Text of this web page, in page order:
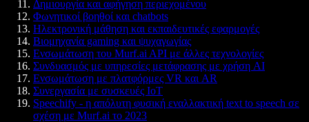
Δημιουργία και αφήγηση περιεχομένου
Φωνητικοί βοηθοί και chatbots
Ηλεκτρονική μάθηση και εκπαιδευτικές εφαρμογές
Βιομηχανία gaming και ψυχαγωγίας
Ενσωμάτωση του Murf.ai API με άλλες τεχνολογίες
Συνδυασμός με υπηρεσίες μετάφρασης με χρήση AI
Ενσωμάτωση με πλατφόρμες VR και AR
Συνεργασία με συσκευές IoT
Speechify - η απόλυτη φυσική εναλλακτική text to speech σε
σχέση με Murf.ai το 2023